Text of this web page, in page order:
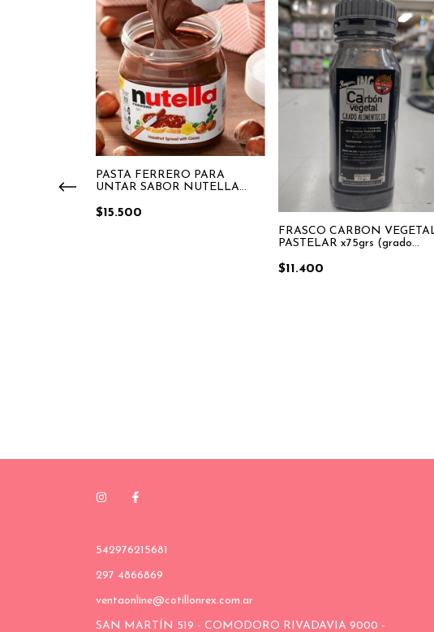
PASTA FERRERO PARA
UNTAR SABOR NUTELLA
$15.500
FRASCO CARBON
PASTELAR x75grs (grado
$11.400
542976215681
297 4866869
ventaonline@cotillonrex.com.ar
SAN MARTÍN 519 - COMODORO RIVADAVIA 9000 -